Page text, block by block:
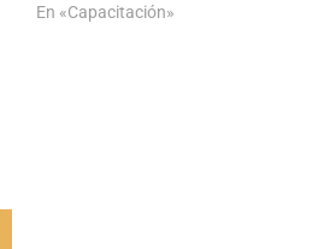
En «Capacitación»